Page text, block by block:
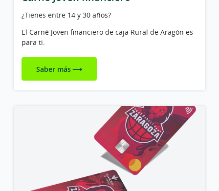
¿Tienes entre 14 y 30 años?
El Carné Joven financiero de caja Rural de Aragón es
para ti.
Saber más